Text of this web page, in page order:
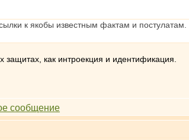
к якобы известным фактам и
защитах, как интроекция и идентификация.